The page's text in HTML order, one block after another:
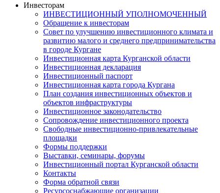
Инвесторам
ИНВЕСТИЦИОННЫЙ УПОЛНОМОЧЕННЫЙ
Обращение к инвесторам
Совет по улучшению инвестиционного климата и
развитию малого и среднего предпринимательства
в городе Кургане
Инвестиционная карта Курганской области
Инвестиционная декларация
Инвестиционный паспорт
Инвестиционная карта города Кургана
План создания инвестиционных объектов и
объектов инфраструктуры
Инвестиционное законодательство
Сопровождение инвестиционного проекта
Свободные инвестиционно-привлекательные
площадки
Формы поддержки
Выставки, семинары, форумы
Инвестиционный портал Курганской области
Контакты
Форма обратной связи
Ресурсоснабжающие организации